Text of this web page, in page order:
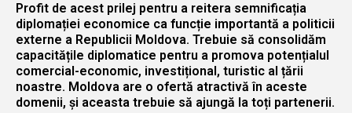
Profit de acest prilej pentru a reitera semnificația
diplomației economice ca funcție importantă a politicii
externe a Republicii Moldova. Trebuie să consolidăm
capacitățile diplomatice pentru a promova potențialul
comercial-economic, investițional, turistic al țării
noastre. Moldova are o ofertă atractivă în aceste
domenii, și aceasta trebuie să ajungă la toți partenerii.